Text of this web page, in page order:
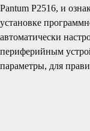
Pantum P2516, и
установке
автоматически
периферийным
параметры, для